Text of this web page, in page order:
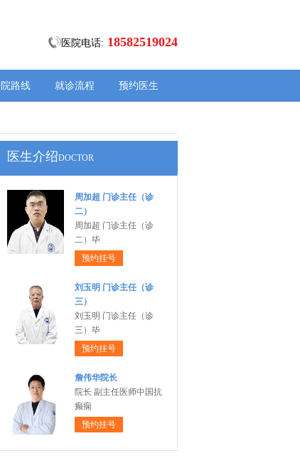
医院电话: 18582519024
路线 就诊流程 预约医生
医生介绍DOCTOR
周加超 门诊主任（诊
二）
周加超 门诊主任（诊
二）毕
预约挂号
刘玉明 门诊主任（诊
三）
刘玉明 门诊主任（诊
三）毕
预约挂号
詹伟华院长
院长 副主任医师中国抗
癫痫
预约挂号